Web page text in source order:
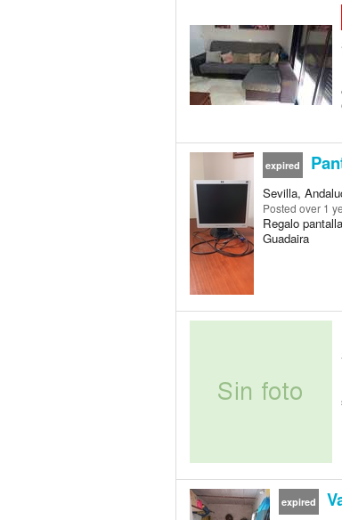
expired
Sevilla,
Posted over 1
Regalo
Guadaira
expired